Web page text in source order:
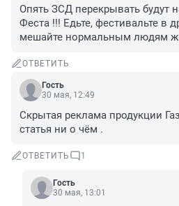
Опять ЗСД перекрывать будут
Феста !!! Едьте, фестивальте в
мешайте нормальным людям
ОТВЕТИТЬ
Гость
30 мая, 12:49
Скрытая реклама продукции
статья ни о чём .
ОТВЕТИТЬ 1
Гость
30 мая, 13:01